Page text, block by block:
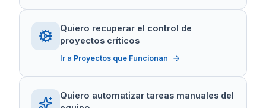
Quiero recuperar el control de
proyectos críticos
Ir a Proyectos que Funcionan
Quiero automatizar tareas manuales del